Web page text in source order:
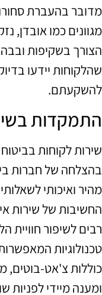
מדובר בהעברת
מגוונים כמו אובדן,
הצורך בשקיפות
שהלקוחות יידעו
להשקעתם.
התמקדות
שירות לקוחות
בהצלחה של חברות
מהיר ואיכותי
החשיבות של שירות
רבים לשיפור
כוללות צ'אט-בוטים,
ומענה מיידי לפניות